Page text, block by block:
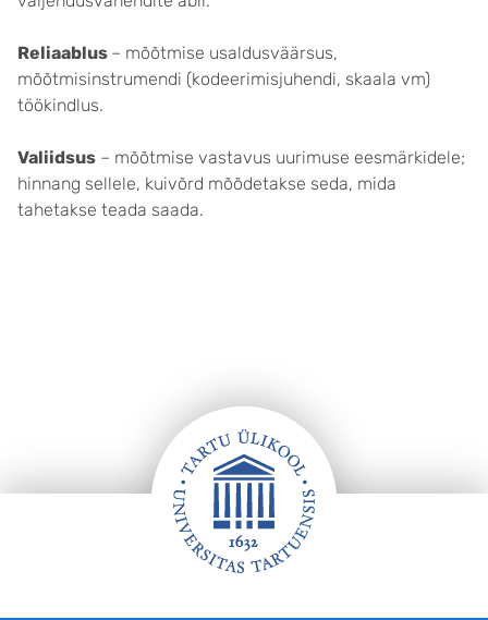
Reliaablus – mõõtmise usaldusväärsus,
mõõtmisinstrumendi (kodeerimisjuhendi, skaala vm)
töökindlus.
Valiidsus – mõõtmise vastavus uurimuse eesmärkidele;
hinnang sellele, kuivõrd mõõdetakse seda, mida
tahetakse teada saada.